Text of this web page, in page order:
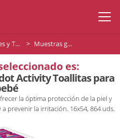
para bebés Muestras gratis de Dodot Activity Toallitas para bebé
es:
Activity Toallitas para
la óptima protección de la piel y
prevenir la irritación. 16x54, 864 uds.